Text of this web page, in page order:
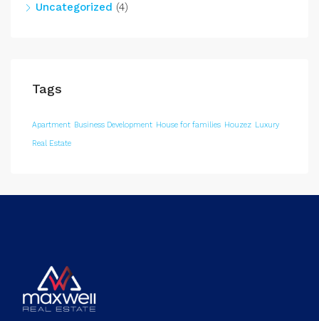
Uncategorized (4)
Tags
Apartment Business Development House for families Houzez Luxury
Real Estate